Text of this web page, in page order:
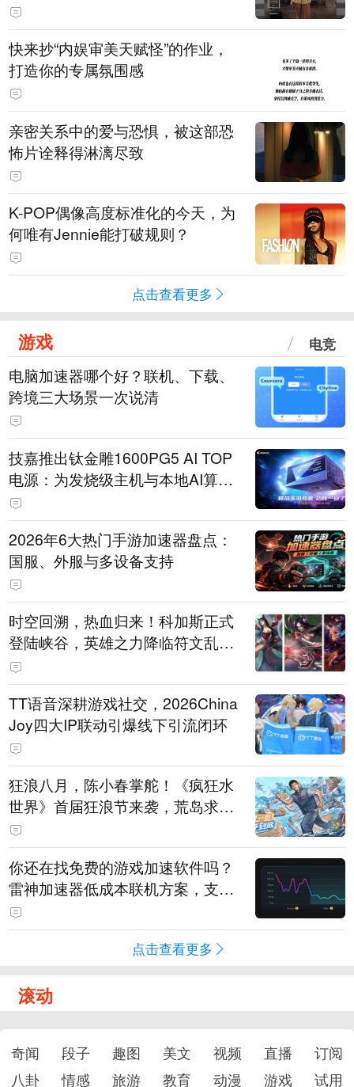
快来抄“内娱审美天赋怪”的作业，
打造你的专属氛围感
亲密关系中的爱与恐惧，被这部恐
怖片诠释得淋漓尽致
K-POP偶像高度标准化的今天，为
何唯有Jennie能打破规则？
点击查看更多
游戏 电竞
电脑加速器哪个好？联机、下载、
跨境三大场景一次说清
技嘉推出钛金雕1600PG5 AI TOP
电源：为发烧级主机与本地AI算力
打造旗舰供电方案
2026年6大热门手游加速器盘点：
国服、外服与多设备支持
时空回溯，热血归来！科加斯正式
登陆峡谷，英雄之力降临符文乱
斗！
TT语音深耕游戏社交，2026China
Joy四大IP联动引爆线下引流闭环
狂浪八月，陈小春掌舵！《疯狂水
世界》首届狂浪节来袭，荒岛求生
直播即将开启
你还在找免费的游戏加速软件吗？
雷神加速器低成本联机方案，支持
免费试用
点击查看更多
滚动
奇闻 段子 趣图 美文 视频 直播
订阅
八卦
情感 旅游 教育 动漫 游戏 试用